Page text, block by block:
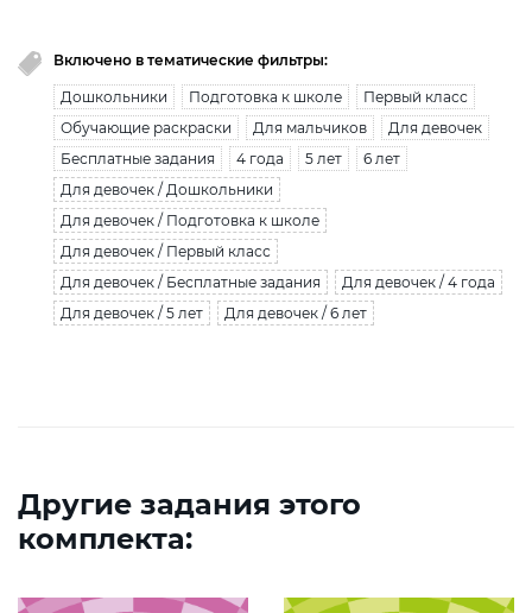
Включено в тематические фильтры:
Дошкольники Подготовка к школе
Первый класс
Обучающие раскраски
Для мальчиков
Для девочек
Бесплатные задания
4 года 5 лет
6 лет
Для девочек / Дошкольники
Для девочек / Подготовка к школе
Для девочек / Первый класс
Для девочек / Бесплатные задания
Для девочек / 4 года
Для девочек / 5 лет
Для девочек / 6 лет
Другие задания этого
комплекта: